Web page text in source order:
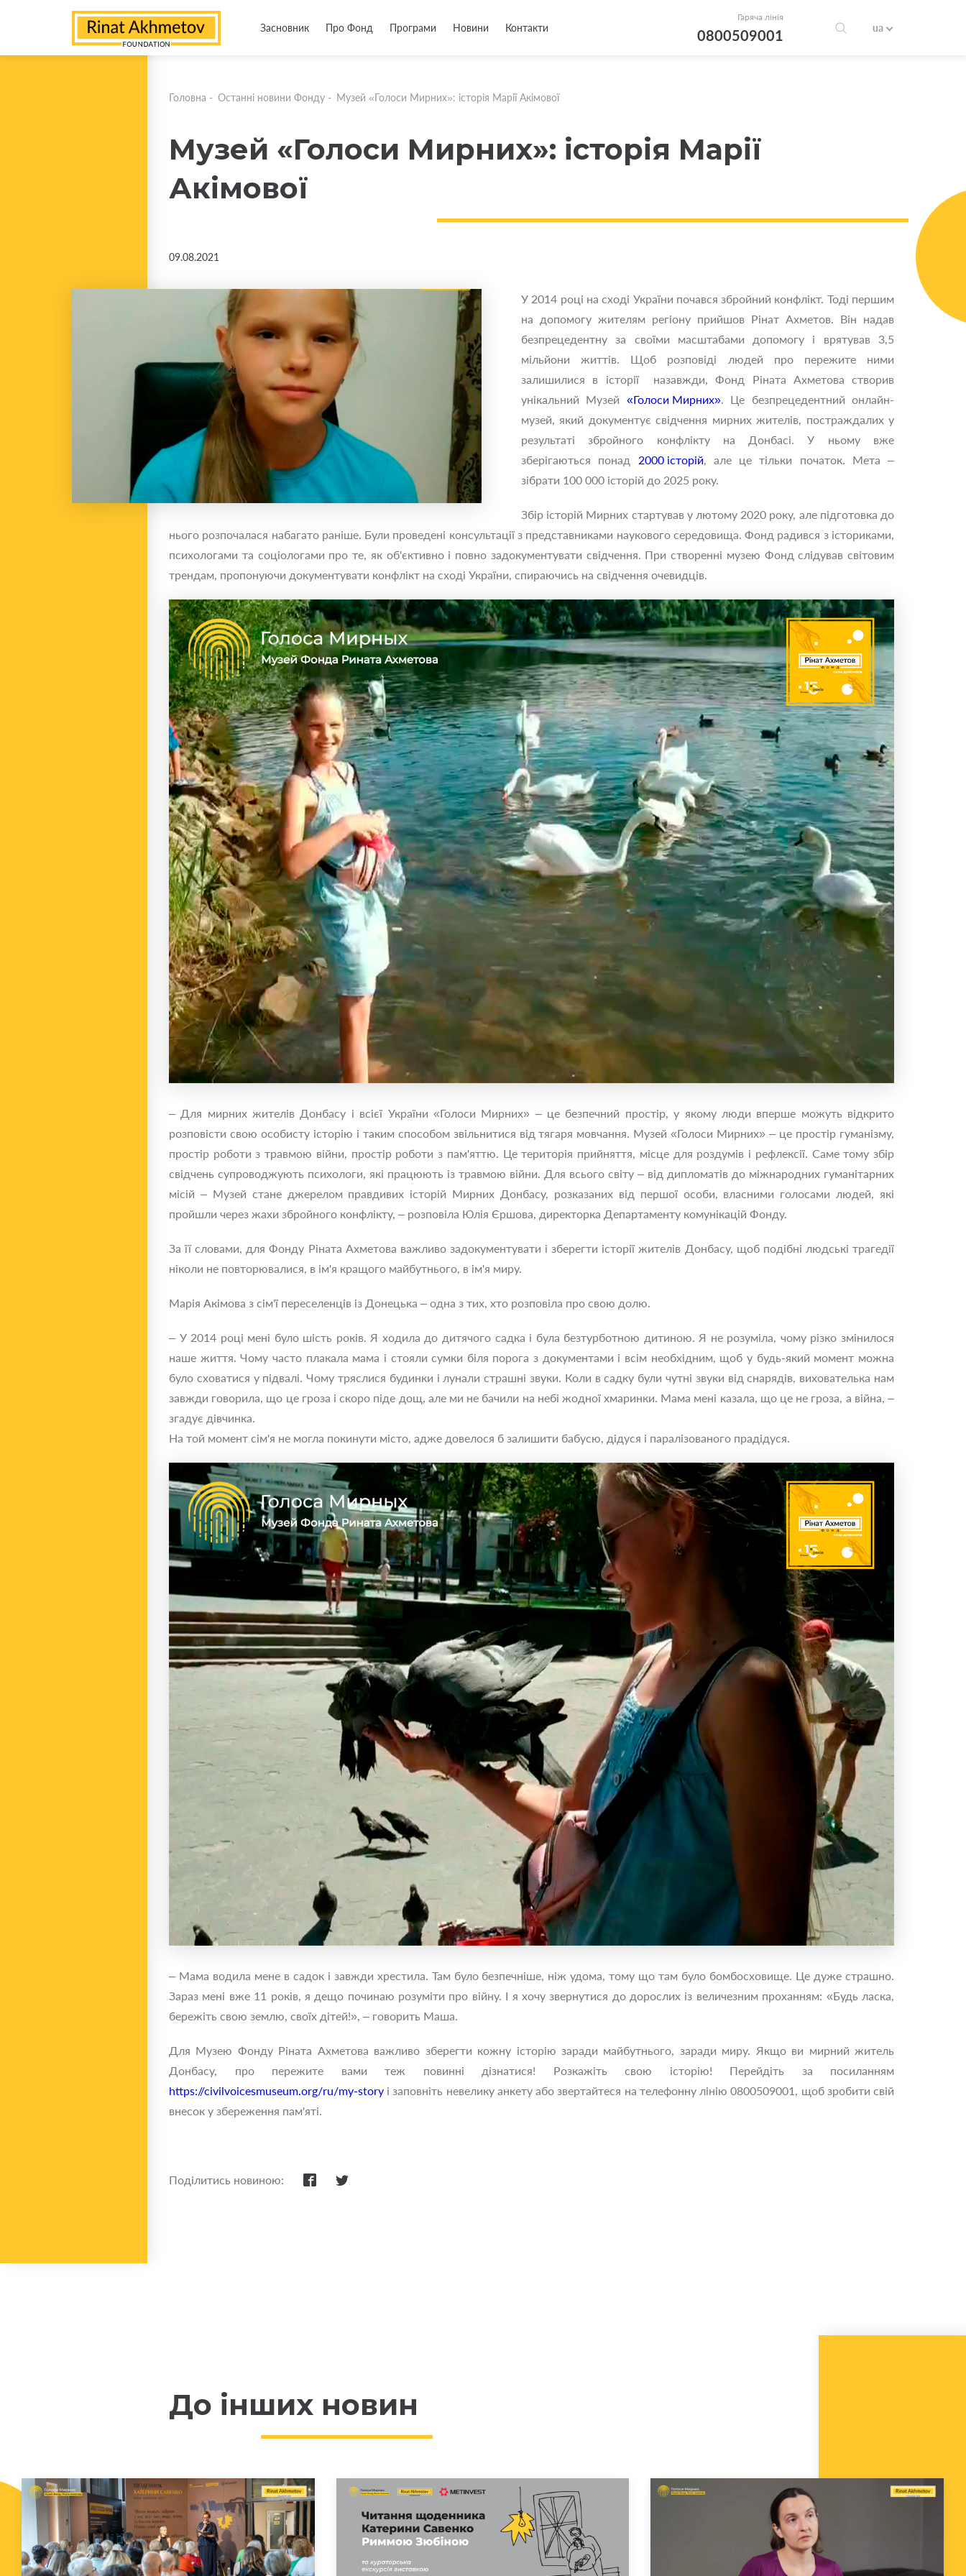
Засновник Про Фонд Програми Новини Контакти
Гаряча лінія
0800509001 ua
Головна - Останні новини Фонду - Музей «Голоси Мирних»: історія Марії Акімової
Музей «Голоси Мирних»: історія Марії
Акімової
09.08.2021
У 2014 році на сході України почався збройний конфлікт. Тоді першим
на допомогу жителям регіону прийшов Рінат Ахметов. Він надав
безпрецедентну за своїми масштабами допомогу і врятував 3,5
мільйони життів. Щоб розповіді людей про пережите ними
залишилися в історії назавжди, Фонд Ріната Ахметова створив
унікальний Музей «Голоси Мирних». Це безпрецедентний онлайн-
музей, який документує свідчення мирних жителів, постраждалих у
результаті збройного конфлікту на Донбасі. У ньому вже
зберігаються понад 2000 історій, але це тільки початок. Мета ‒
зібрати 100 000 історій до 2025 року.
Збір історій Мирних стартував у лютому 2020 року, але підготовка до
нього розпочалася набагато раніше. Були проведені консультації з представниками наукового середовища. Фонд радився з істориками,
психологами та соціологами про те, як об'єктивно і повно задокументувати свідчення. При створенні музею Фонд слідував світовим
трендам, пропонуючи документувати конфлікт на сході України, спираючись на свідчення очевидців.
‒ Для мирних жителів Донбасу і всієї України «Голоси Мирних» ‒ це безпечний простір, у якому люди вперше можуть відкрито
розповісти свою особисту історію і таким способом звільнитися від тягаря мовчання. Музей «Голоси Мирних» ‒ це простір гуманізму,
простір роботи з травмою війни, простір роботи з пам'яттю. Це територія прийняття, місце для роздумів і рефлексії. Саме тому збір
свідчень супроводжують психологи, які працюють із травмою війни. Для всього світу ‒ від дипломатів до міжнародних гуманітарних
місій ‒ Музей стане джерелом правдивих історій Мирних Донбасу, розказаних від першої особи, власними голосами людей, які
пройшли через жахи збройного конфлікту, ‒ розповіла Юлія Єршова, директорка Департаменту комунікацій Фонду.
За її словами, для Фонду Ріната Ахметова важливо задокументувати і зберегти історії жителів Донбасу, щоб подібні людські трагедії
ніколи не повторювалися, в ім'я кращого майбутнього, в ім'я миру.
Марія Акімова з сім'ї переселенців із Донецька ‒ одна з тих, хто розповіла про свою долю.
‒ У 2014 році мені було шість років. Я ходила до дитячого садка і була безтурботною дитиною. Я не розуміла, чому різко змінилося
наше життя. Чому часто плакала мама і стояли сумки біля порога з документами і всім необхідним, щоб у будь-який момент можна
було сховатися у підвалі. Чому тряслися будинки і лунали страшні звуки. Коли в садку були чутні звуки від снарядів, вихователька нам
завжди говорила, що це гроза і скоро піде дощ, але ми не бачили на небі жодної хмаринки. Мама мені казала, що це не гроза, а війна, ‒
згадує дівчинка.
На той момент сім'я не могла покинути місто, адже довелося б залишити бабусю, дідуся і паралізованого прадідуся.
‒ Мама водила мене в садок і завжди хрестила. Там було безпечніше, ніж удома, тому що там було бомбосховище. Це дуже страшно.
Зараз мені вже 11 років, я дещо починаю розуміти про війну. І я хочу звернутися до дорослих із величезним проханням: «Будь ласка,
бережіть свою землю, своїх дітей!», ‒ говорить Маша.
Для Музею Фонду Ріната Ахметова важливо зберегти кожну історію заради майбутнього, заради миру. Якщо ви мирний житель
Донбасу, про пережите вами теж повинні дізнатися! Розкажіть свою історію! Перейдіть за посиланням
https://civilvoicesmuseum.org/ru/my-story і заповніть невелику анкету або звертайтеся на телефонну лінію 0800509001, щоб зробити свій
внесок у збереження пам'яті.
Поділитись новиною:
До інших новин